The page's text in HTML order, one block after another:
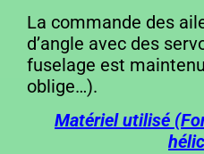
La commande des
d’angle avec des
fuselage est
oblige…).
Matériel utilisé